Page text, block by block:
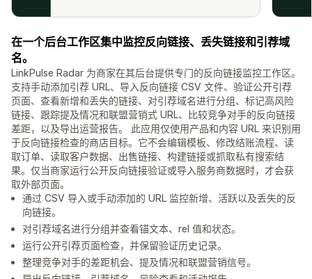
在一个后台工作区集中监控反向链接、丢失链接和引荐域
名。
LinkPulse Radar 为商家在其后台提供专门的反向链接监控工作区。
支持手动添加引荐 URL、导入反向链接 CSV 文件、验证公开引荐
页面、查看新增和丢失的链接、对引荐域名进行分组、标记高风险
链接、跟踪提及情况和联盟营销式 URL、比较竞争对手的反向链接
差距，以及导出运营报告。 此应用仅使用产品和内容 URL 来识别用
于反向链接检查的商店目标。它不会编辑模板、修改结账流程、读
取订单、读取客户数据、出售链接、构建链接或抓取私有搜索结
果。仅当商家运行公开反向链接验证或导入服务商数据时，才会获
取外部页面。
通过 CSV 导入或手动添加的 URL 监控新增、活跃以及丢失的反
向链接。
对引荐域名进行分组并查看锚文本、rel 值和状态。
运行公开引荐页面检查，并保留验证历史记录。
整理竞争对手的差距机会、提及情况和联盟营销信号。